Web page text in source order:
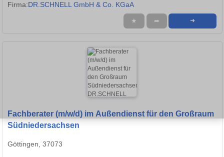
Firma:DR.SCHNELL GmbH & Co. KGaA
★ ➦ ➜
Fachberater (m/w/d) im Außendienst für den Großraum
Südniedersachsen
Göttingen, 37073